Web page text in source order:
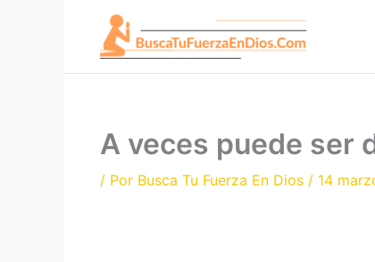
A veces puede ser
/ Por Busca Tu Fuerza En Dios / 14